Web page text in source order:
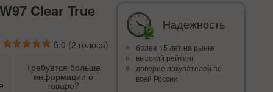
Clear True
5.0 (2 голоса)
Требуется больше
информации о
товаре?
Надежность
более 15 лет на рынке
высокий рейтинг
доверие покупателей по
всей России